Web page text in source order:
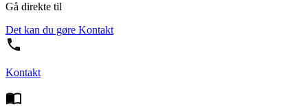
Gå direkte til
Det kan du gøre Kontakt
Kontakt